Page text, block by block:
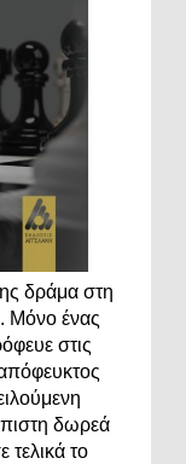
δράμα στη
Μόνο ένας
στις
δωρεά
το